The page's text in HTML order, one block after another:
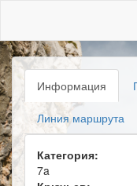
Информация
Линия маршрута
Категория:
7a